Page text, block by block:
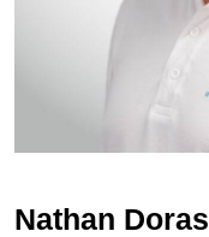
Nathan Doras